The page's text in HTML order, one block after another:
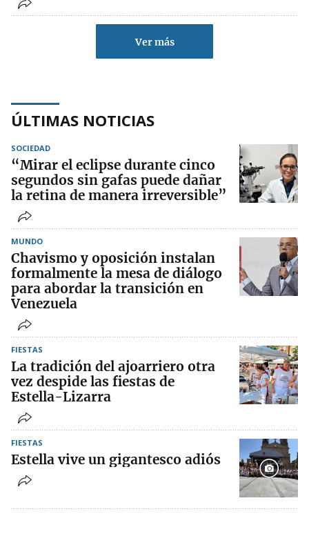
Ver más
ÚLTIMAS NOTICIAS
SOCIEDAD
“Mirar el eclipse durante cinco
segundos sin gafas puede dañar
la retina de manera irreversible”
MUNDO
Chavismo y oposición instalan
formalmente la mesa de diálogo
para abordar la transición en
Venezuela
FIESTAS
La tradición del ajoarriero otra
vez despide las fiestas de
Estella-Lizarra
FIESTAS
Estella vive un gigantesco adiós